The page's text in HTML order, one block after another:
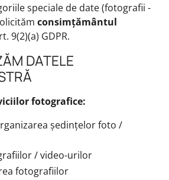
speciale de date (fotografii -
consimțământul
9(2)(a) GDPR.
DATELE
fotografice:
ședințelor foto /
/ video-urilor
fotografiilor